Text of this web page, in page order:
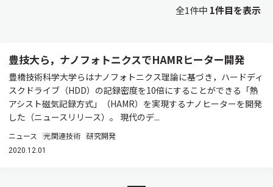
全1件中 1件目を表示
豊技大ら，ナノフォトニクスでHAMRヒーター開発
豊橋技術科学大学らはナノフォトニクス理論に基づき，ハードディ
スクドライブ（HDD）の記録密度を10倍にすることができる「熱
アシスト磁気記録方式」（HAMR）を実現するナノヒーターを開発
した（ニュースリリース）。 現代のデ...
ニュース 光関連技術 研究開発
2020.12.01